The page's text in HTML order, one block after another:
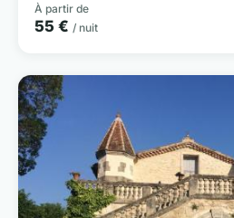
À partir de
55 € / nuit